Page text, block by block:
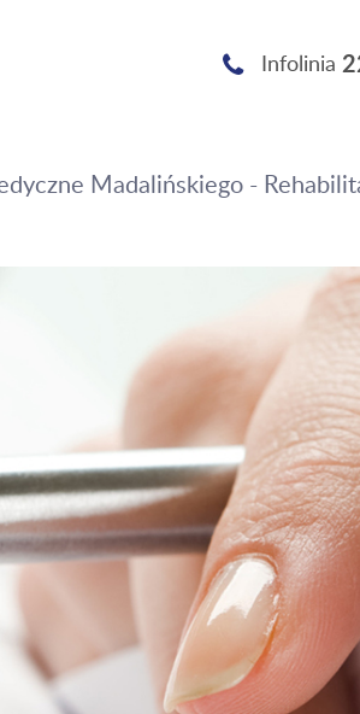
Infolinia
Madalińskiego -